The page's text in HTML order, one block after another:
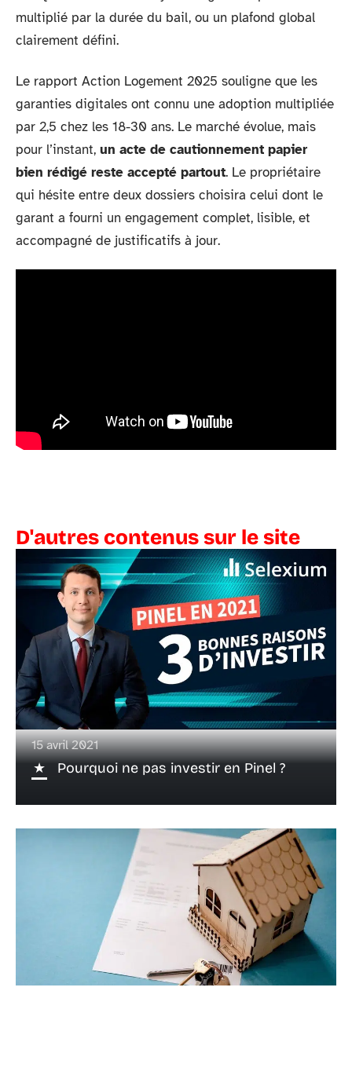
multiplié par la durée du bail, ou un plafond global
clairement défini.
Le rapport Action Logement 2025 souligne que les
garanties digitales ont connu une adoption multipliée
par 2,5 chez les 18-30 ans. Le marché évolue, mais
pour l’instant, un acte de cautionnement papier
bien rédigé reste accepté partout. Le propriétaire
qui hésite entre deux dossiers choisira celui dont le
garant a fourni un engagement complet, lisible, et
accompagné de justificatifs à jour.
D'autres contenus sur le site
15 avril 2021
Pourquoi ne pas investir en Pinel ?